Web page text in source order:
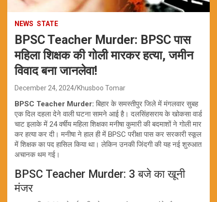
NEWS STATE
BPSC Teacher Murder: BPSC पास
महिला शिक्षक की गोली मारकर हत्या, जमीन
विवाद बना जानलेवा!
December 24, 2024 Khusboo Tomar
BPSC Teacher Murder: बिहार के समस्तीपुर जिले में मंगलवार सुबह
एक दिल दहला देने वाली घटना सामने आई है। दलसिंहसराय के खोकसा वार्ड
चाट इलाके में 24 वर्षीय महिला शिक्षका मनीषा कुमारी की बदमाशों ने गोली मार
कर हत्या कर दी। मनीषा ने हाल ही में BPSC परीक्षा पास कर सरकारी स्कूल
में शिक्षक का पद हासिल किया था। लेकिन उनकी जिंदगी की यह नई शुरुआत
अचानक थम गई।
BPSC Teacher Murder: 3 बजे का खूनी
मंजर